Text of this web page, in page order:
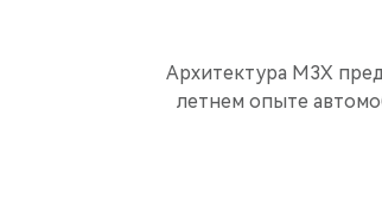
Архитектура M3X
летнем опыте